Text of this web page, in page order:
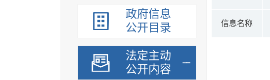
政府信息
公开目录
法定主动
公开内容
信息名称